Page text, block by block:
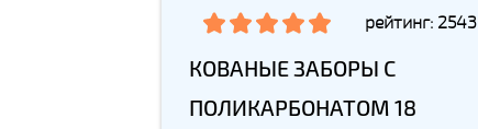
рейтинг: 2543
КОВАНЫЕ ЗАБОРЫ С
ПОЛИКАРБОНАТОМ 18